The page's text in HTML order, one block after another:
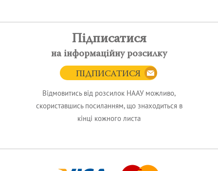
Підписатися
на інформаційну розсилку
ПІДПИСАТИСЯ
Відмовитись від розсилок НААУ можливо,
скориставшись посиланням, що знаходиться в
кінці кожного листа